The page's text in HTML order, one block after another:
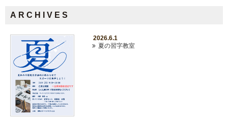
ARCHIVES
2026.6.1
夏の習字教室